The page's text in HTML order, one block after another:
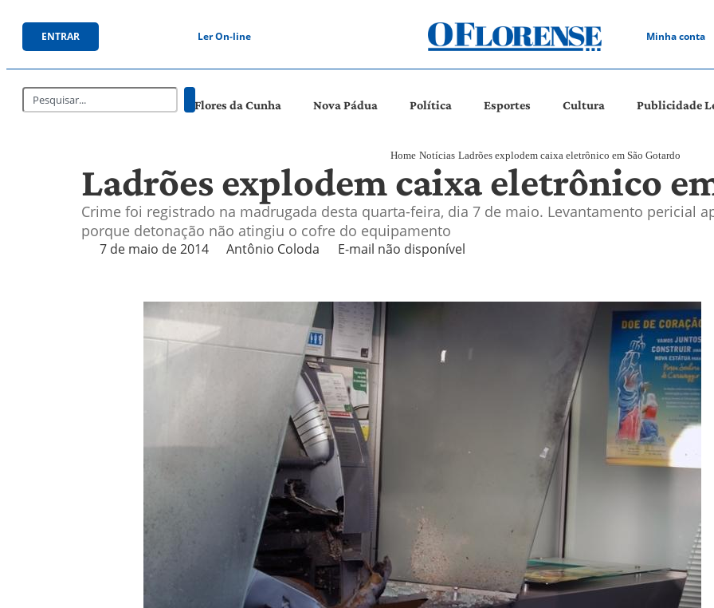
ENTRAR Ler On-line Minha conta
Flores da Cunha Nova Pádua Política Esportes Cultura Publicidade
Home Notícias Ladrões explodem caixa eletrônico em São Gotardo
Ladrões explodem caixa eletrônico
Crime foi registrado na madrugada desta quarta-feira, dia 7 de maio. Levantamento pericial
porque detonação não atingiu o cofre do equipamento
7 de maio de 2014 Antônio Coloda E-mail não disponível